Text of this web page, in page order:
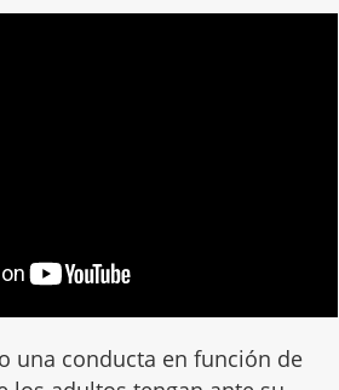
una conducta en función de